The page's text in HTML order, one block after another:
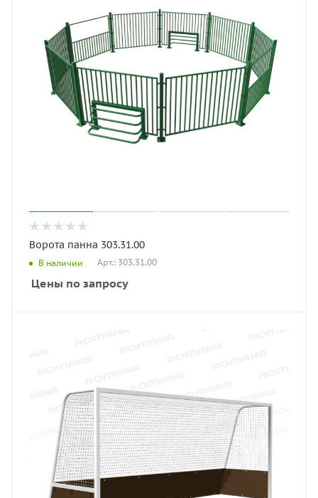
Ворота панна 303.31.00
В наличии Арт.: 303.31.00
Цены по запросу